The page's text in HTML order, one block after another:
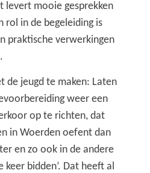
levert mooie gesprekken
rol in de begeleiding is
praktische verwerkingen
de jeugd te maken: Laten
weer een
op te richten, dat
in Woerden oefent dan
en zo ook in de andere
keer bidden’. Dat heeft al